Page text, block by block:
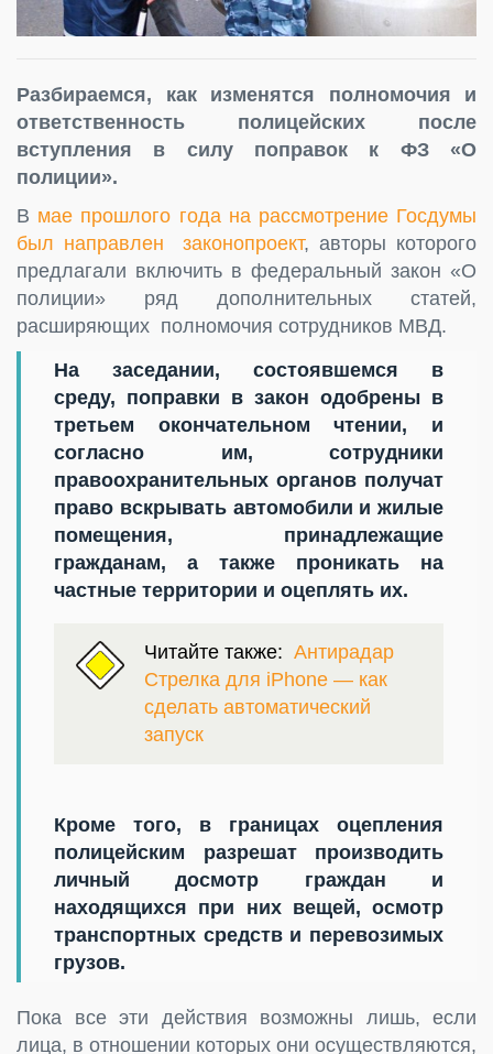
Разбираемся, как изменятся полномочия и
ответственность полицейских после
вступления в силу поправок к ФЗ «О
полиции».
В мае прошлого года на рассмотрение Госдумы
был направлен законопроект, авторы которого
предлагали включить в федеральный закон «О
полиции» ряд дополнительных статей,
расширяющих полномочия сотрудников МВД.
На заседании, состоявшемся в
среду, поправки в закон одобрены в
третьем окончательном чтении, и
согласно им, сотрудники
правоохранительных органов получат
право вскрывать автомобили и жилые
помещения, принадлежащие
гражданам, а также проникать на
частные территории и оцеплять их.
Читайте также: Антирадар
Стрелка для iPhone — как
сделать автоматический
запуск
Кроме того, в границах оцепления
полицейским разрешат производить
личный досмотр граждан и
находящихся при них вещей, осмотр
транспортных средств и перевозимых
грузов.
Пока все эти действия возможны лишь, если
лица, в отношении которых они осуществляются,